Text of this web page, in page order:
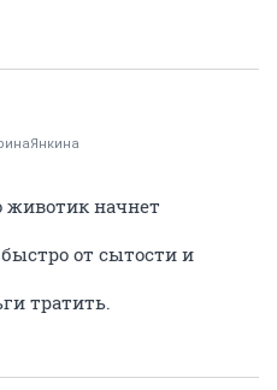
животик начнет
от сытости и
тратить.